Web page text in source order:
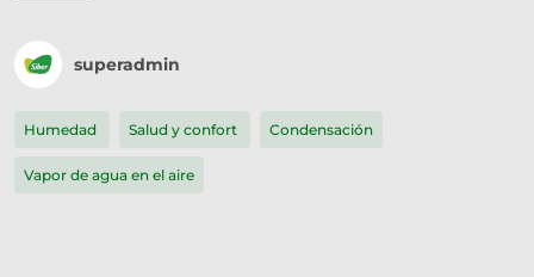
superadmin
Humedad Salud y confort Condensación
Vapor de agua en el aire